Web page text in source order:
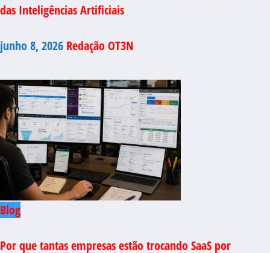
das Inteligências Artificiais
junho 8, 2026 Redação OT3N
Blog
Por que tantas empresas estão trocando SaaS por